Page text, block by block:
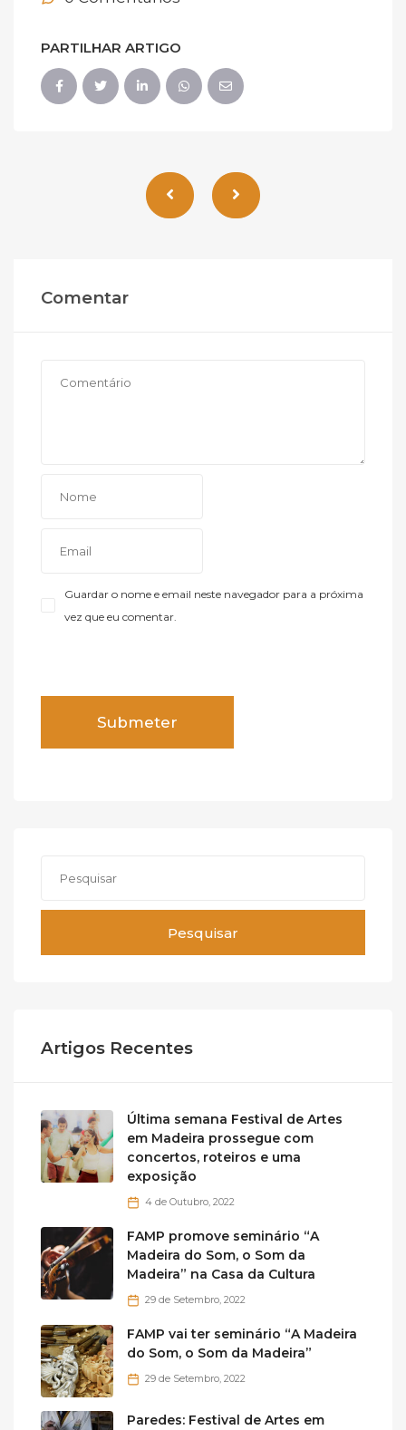
PARTILHAR ARTIGO
Comentar
Guardar o nome e email neste navegador para a próxima
vez que eu comentar.
Pesquisar
Artigos Recentes
Última semana Festival de Artes
em Madeira prossegue com
concertos, roteiros e uma
exposição
4 de Outubro, 2022
FAMP promove seminário “A
Madeira do Som, o Som da
Madeira” na Casa da Cultura
29 de Setembro, 2022
FAMP vai ter seminário “A Madeira
do Som, o Som da Madeira”
29 de Setembro, 2022
Paredes: Festival de Artes em